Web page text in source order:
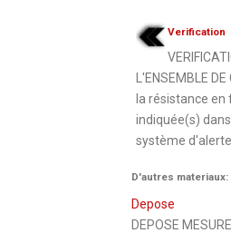
Verification
L'ENSEMBLE
la résistance
indiquée(s)
système d'alerte
D'autres materiaux:
Depose
DEPOSE